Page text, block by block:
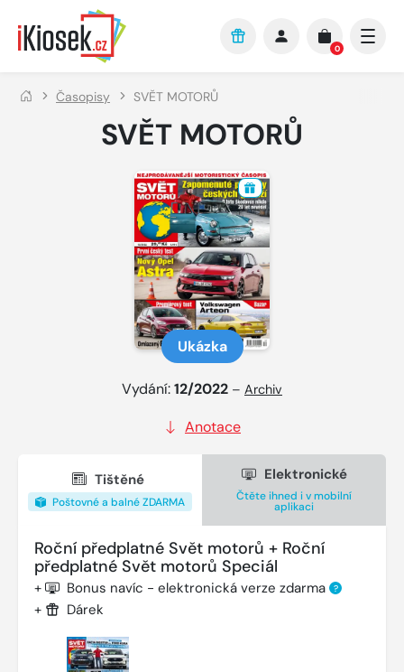
Přejít na hlavní obsah
0
Časopisy SVĚT MOTORŮ
SVĚT MOTORŮ
Ukázka
Vydání:12/2022 – Archiv
Anotace
Tištěné
Poštovné a balné ZDARMA
Elektronické
Čtěte ihned i v mobilní
aplikaci
Roční předplatné Svět motorů + Roční
předplatné Svět motorů Speciál
+ Bonus navíc - elektronická verze zdarma ?
+ Dárek